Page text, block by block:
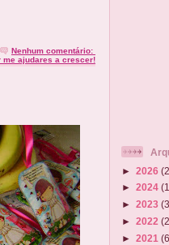
Nenhum comentário:
me ajudares a crescer!
► 2026
► 2024
► 2023
► 2022
► 2021